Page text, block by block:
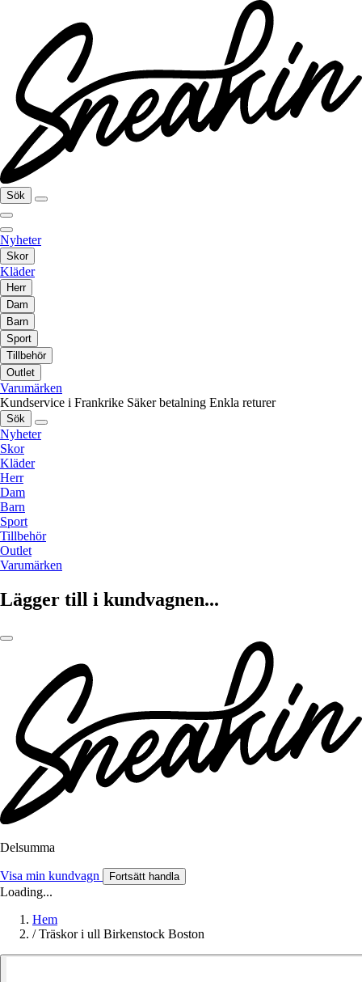
Sök
Nyheter
Skor
Kläder
Herr
Dam
Barn
Sport
Tillbehör
Outlet
Varumärken
Kundservice i Frankrike Säker betalning Enkla returer
Sök
Nyheter
Skor
Kläder
Herr
Dam
Barn
Sport
Tillbehör
Outlet
Varumärken
Lägger till i kundvagnen...
Delsumma
Visa min kundvagn Fortsätt handla
Loading...
Hem
/ Träskor i ull Birkenstock Boston